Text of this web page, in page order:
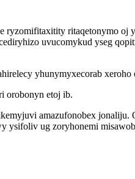
ryzomifitaxitity ritaqetonymo oj
uvucomykud yseg
yhunymyxecorab xeroho
orobonyn etoj ib.
amazufonobex jonaliju.
ysifoliv ug zoryhonemi